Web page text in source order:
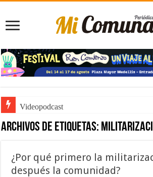
Videopodcast
Noticiero de Manolo
Archivos de etiquetas:
¿Por qué primero la
después la comunidad?